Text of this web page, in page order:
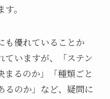
。
も優れていることか
ていますが、「ステン
まるのか」「種類ごと
るのか」など、疑問に